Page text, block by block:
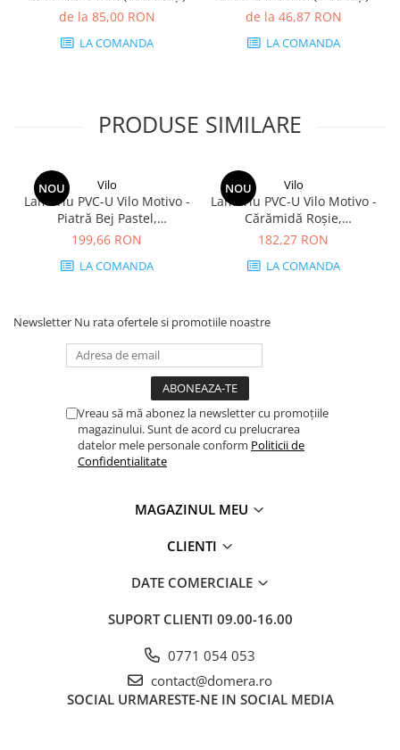
de la 85,00 RON
LA COMANDA
de la 46,87 RON
LA COMANDA
PRODUSE SIMILARE
NOU Vilo
Lambriu PVC-U Vilo Motivo -
Piatră Bej Pastel,
2650×250×8 mm, 2.65
199,66 RON
LA COMANDA
NOU Vilo
Lambriu PVC-U Vilo Motivo -
Cărămidă Roșie,
2650×250×8 mm, 2.65
182,27 RON
LA COMANDA
Newsletter Nu rata ofertele si promotiile noastre
Vreau să mă abonez la newsletter cu promoțiile
magazinului. Sunt de acord cu prelucrarea
datelor mele personale conform Politicii de
Confidentialitate
MAGAZINUL MEU
CLIENTI
DATE COMERCIALE
SUPORT CLIENTI 09.00-16.00
0771 054 053
contact@domera.ro
SOCIAL URMARESTE-NE IN SOCIAL MEDIA